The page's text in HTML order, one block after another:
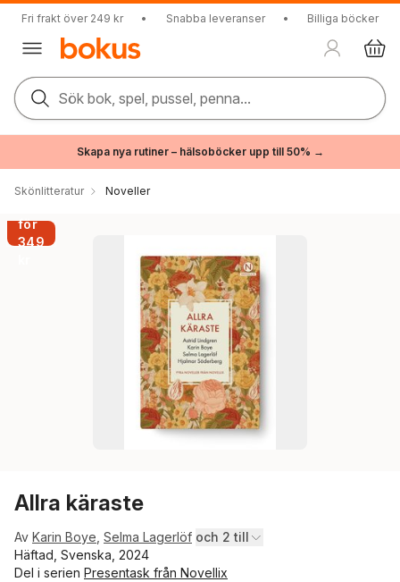
Fri frakt över 249 kr • Snabba leveranser • Billiga böcker
Sök bok, spel, pussel, penna...
Skapa nya rutiner – hälsoböcker upp till 50% →
Skönlitteratur Noveller
för
349
Allra käraste
Av Karin Boye Selma Lagerlöf och 2 till
Häftad, Svenska, 2024
Del i serien Presentask från Novellix